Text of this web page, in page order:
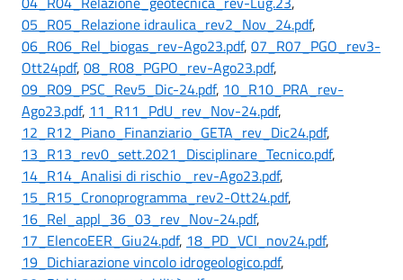
05_R05_Relazione idraulica_rev2_Nov_24.pdf,
06_R06_Rel_biogas_rev-Ago23.pdf, 07_R07_PGO_rev3-
Ott24pdf, 08_R08_PGPO_rev-Ago23.pdf,
09_R09_PSC_Rev5_Dic-24.pdf, 10_R10_PRA_rev-
Ago23.pdf, 11_R11_PdU_rev_Nov-24.pdf,
12_R12_Piano_Finanziario_GETA_rev_Dic24.pdf,
13_R13_rev0_sett.2021_Disciplinare_Tecnico.pdf,
14_R14_Analisi di rischio _rev-Ago23.pdf,
15_R15_Cronoprogramma_rev2-Ott24.pdf,
16_Rel_appl_36_03_rev_Nov-24.pdf,
17_ElencoEER_Giu24.pdf, 18_PD_VCI_nov24.pdf,
19_Dichiarazione vincolo idrogeologico.pdf,